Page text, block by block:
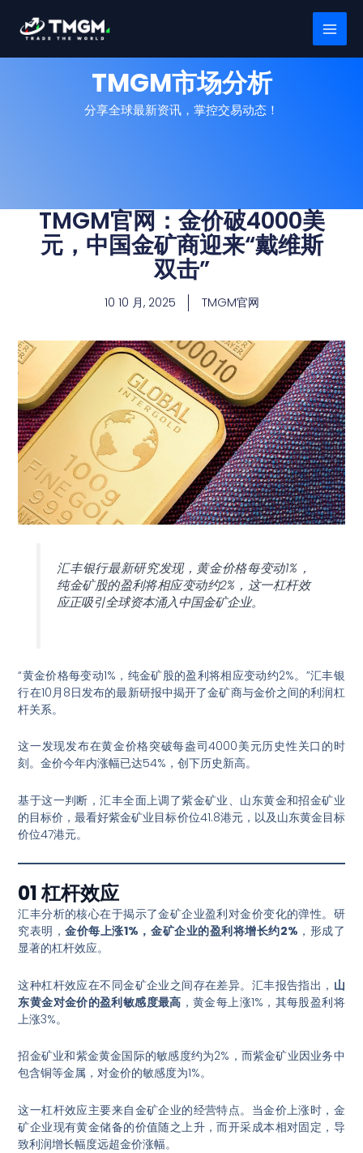
TMGM市场分析
分享全球最新资讯，掌控交易动态！
TMGM官网：金价破4000美
元，中国金矿商迎来“戴维斯
双击”
10 10 月, 2025 TMGM官网
汇丰银行最新研究发现，黄金价格每变动1%，
纯金矿股的盈利将相应变动约2%，这一杠杆效
应正吸引全球资本涌入中国金矿企业。
“黄金价格每变动1%，纯金矿股的盈利将相应变动约2%。”汇丰银
行在10月8日发布的最新研报中揭开了金矿商与金价之间的利润杠
杆关系。
这一发现发布在黄金价格突破每盎司4000美元历史性关口的时
刻。金价今年内涨幅已达54%，创下历史新高。
基于这一判断，汇丰全面上调了紫金矿业、山东黄金和招金矿业
的目标价，最看好紫金矿业目标价位41.8港元，以及山东黄金目标
价位47港元。
01 杠杆效应
汇丰分析的核心在于揭示了金矿企业盈利对金价变化的弹性。研
究表明，金价每上涨1%，金矿企业的盈利将增长约2% ，形成了
显著的杠杆效应。
这种杠杆效应在不同金矿企业之间存在差异。汇丰报告指出， 山
东黄金对金价的盈利敏感度最高 ，黄金每上涨1%，其每股盈利将
上涨3%。
招金矿业和紫金黄金国际的敏感度约为2%，而紫金矿业因业务中
包含铜等金属，对金价的敏感度为1%。
这一杠杆效应主要来自金矿企业的经营特点。当金价上涨时，金
矿企业现有黄金储备的价值随之上升，而开采成本相对固定，导
致利润增长幅度远超金价涨幅。